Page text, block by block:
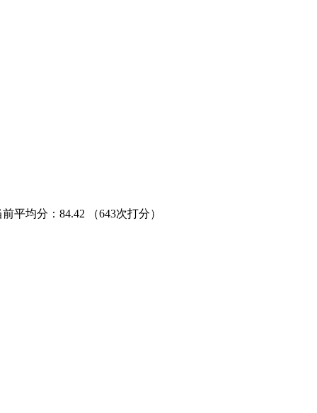
前平均分： 84.42 （643次打分）